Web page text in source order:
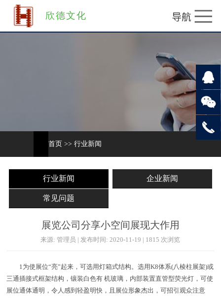
欣德文化
首页 >> 行业新闻
行业新闻 企业新闻
常见问题
展览公司分享小空间展现大作用
来源: 管理员 | 发布时间: 2020-11-19 | 1815 次浏览
1为使展位“亮”起来，可选用灯箱式结构。选用K8体系(八棱柱展架)或
三通插接式框架结构，镶装白色有 机玻璃，内部装置直管型荧光灯，可使
展位通体通明，令人感到轻盈明快，且展位形象杰出，可招引观众注意